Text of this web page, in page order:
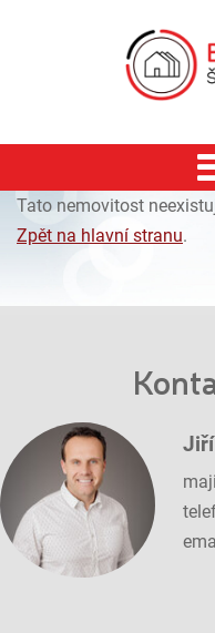
Tato nemovitost
Zpět na hlavní stranu.